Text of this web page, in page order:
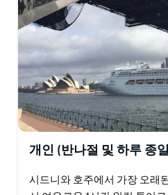
러져 잊지 못할 경험을 선사합
개인 (반나절 및 하루 종
시드니와 호주에서 가장 오래